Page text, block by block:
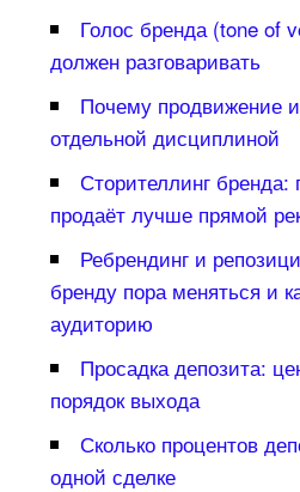
Голос бренда (tone of
должен разговаривать
Почему продвижение
отдельной дисциплиной
Сторителлинг бренда:
продаёт лучше прямой
Ребрендинг и
ренду пора меняться и
аудиторию
Просадка депозита:
порядок выхода
Сколько процентов
одной сделке